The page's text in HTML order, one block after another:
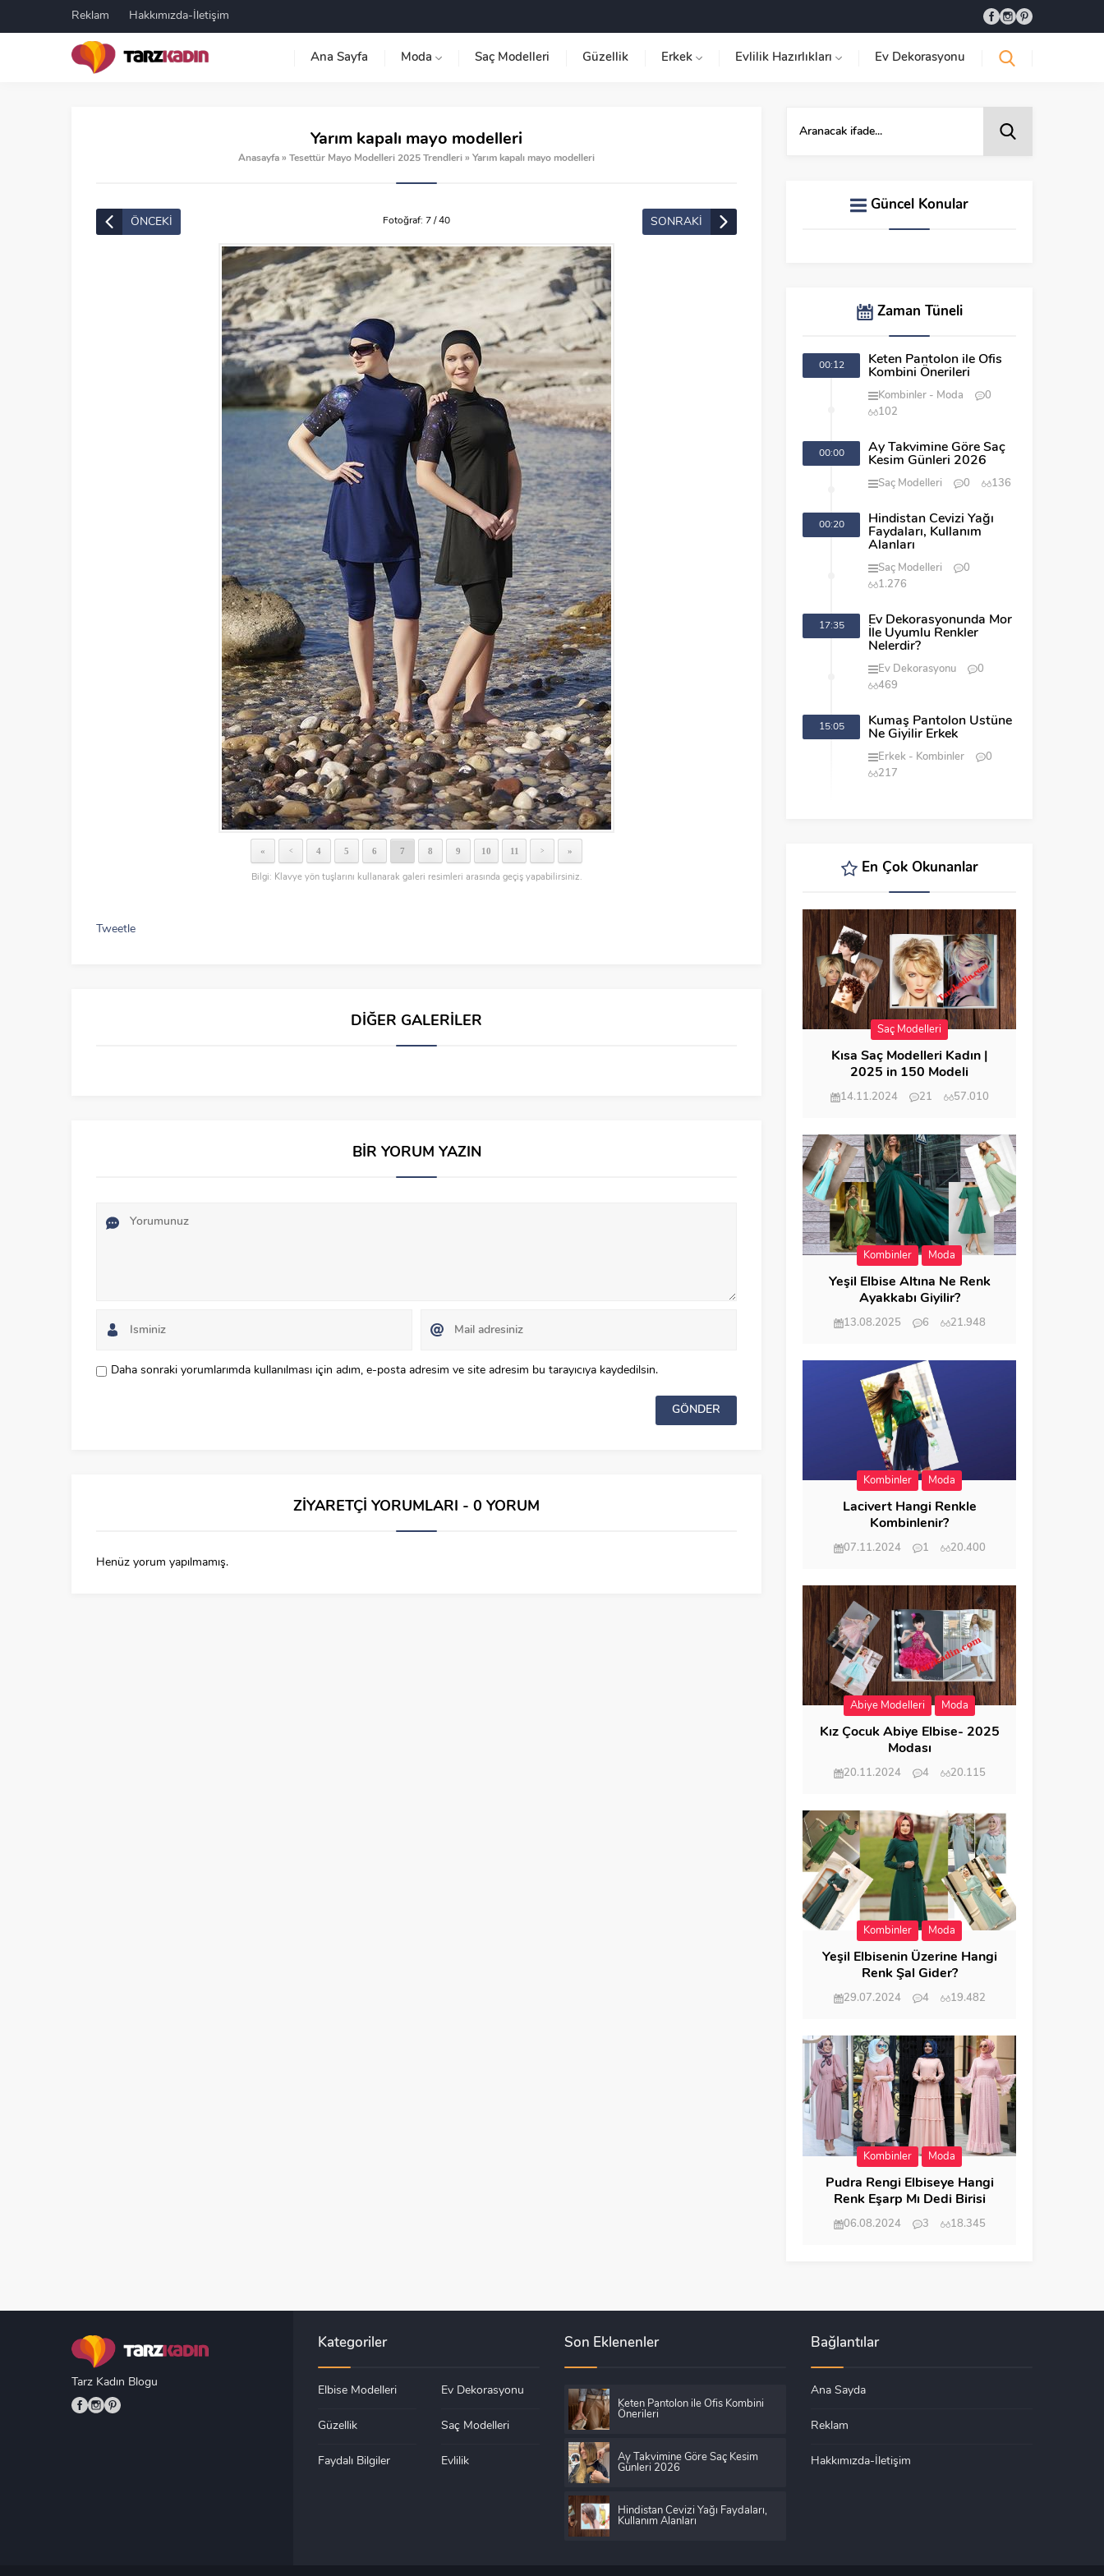
Reklam Hakkımızda-İletişim
Ana Sayfa Moda Saç Modelleri Güzellik Erkek Evlilik Hazırlıkları Ev Dekorasyonu
Yarım kapalı mayo modelleri
Anasayfa » Tesettür Mayo Modelleri 2025 Trendleri » Yarım kapalı mayo modelleri
ÖNCEKİ Fotoğraf: 7 / 40 SONRAKİ
« < 4 5 6 7 8 9 10 11 > »
Bilgi: Klavye yön tuşlarını kullanarak galeri resimleri arasında geçiş yapabilirsiniz.
Tweetle
DİĞER GALERİLER
BİR YORUM YAZIN
Daha sonraki yorumlarımda kullanılması için adım, e-posta adresim ve site adresim bu tarayıcıya kaydedilsin.
ZİYARETÇİ YORUMLARI - 0 YORUM
Henüz yorum yapılmamış.
Güncel Konular
Zaman Tüneli
00:12
Keten Pantolon ile Ofis
Kombini Önerileri
Kombinler Moda
0
102
00:00
Ay Takvimine Göre Saç
Kesim Günleri 2026
Saç Modelleri 0 136
00:20
Hindistan Cevizi Yağı
Faydaları, Kullanım
Alanları
Saç Modelleri
0
1.276
17:35
Ev Dekorasyonunda Mor
İle Uyumlu Renkler
Nelerdir?
Ev Dekorasyonu
0
469
15:05
Kumaş Pantolon Üstüne
Ne Giyilir Erkek
Erkek Kombinler
0
217
En Çok Okunanlar
Saç Modelleri
Kısa Saç Modelleri Kadın |
2025 in 150 Modeli
14.11.2024 21 57.010
Kombinler Moda
Yeşil Elbise Altına Ne Renk
Ayakkabı Giyilir?
13.08.2025 6 21.948
Kombinler Moda
Lacivert Hangi Renkle
Kombinlenir?
07.11.2024 1 20.400
Abiye Modelleri Moda
Kız Çocuk Abiye Elbise- 2025
Modası
20.11.2024 4 20.115
Kombinler Moda
Yeşil Elbisenin Üzerine Hangi
Renk Şal Gider?
29.07.2024 4 19.482
Kombinler Moda
Pudra Rengi Elbiseye Hangi
Renk Eşarp Mı Dedi Birisi
06.08.2024 3 18.345
Tarz Kadın Blogu
Kategoriler
Elbise Modelleri Ev Dekorasyonu
Güzellik Saç Modelleri
Faydalı Bilgiler Evlilik
Son Eklenenler
Keten Pantolon ile Ofis Kombini
Önerileri
Ay Takvimine Göre Saç Kesim
Günleri 2026
Hindistan Cevizi Yağı Faydaları,
Kullanım Alanları
Bağlantılar
Ana Sayda
Reklam
Hakkımızda-İletişim